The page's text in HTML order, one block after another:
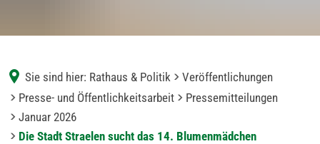
Sie sind hier: Rathaus & Politik
Veröffentlichungen
Presse- und Öffentlichkeitsarbeit
Pressemitteilungen
Januar 2026
Die Stadt Straelen sucht das 14. Blumenmädchen